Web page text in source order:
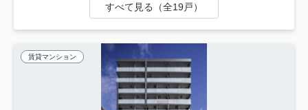
すべて見る（全19戸）
賃貸マンション